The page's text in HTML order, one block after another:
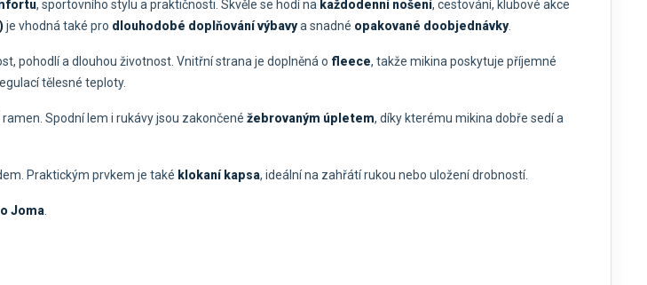
, sportovního stylu a praktičnosti. Skvěle se hodí na každodenní nošení, cestování, klubové akce
je vhodná také pro dlouhodobé doplňování výbavya snadné opakované doobjednávky.
pohodlí a dlouhou životnost. Vnitřní strana je doplněná o fleece, takže mikina poskytuje příjemné
tělesné teploty.
Spodní lem i rukávy jsou zakončené žebrovaným úpletem, díky kterému mikina dobře sedí a
Praktickým prvkem je také klokaní kapsa, ideální na zahřátí rukou nebo uložení drobností.
Joma.